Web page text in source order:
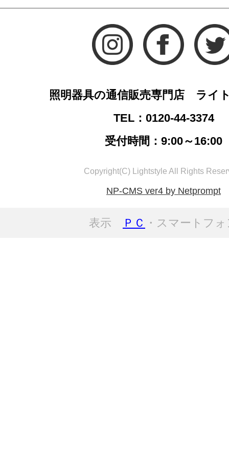
照明器具の通信販売専門店 ライ
TEL：0120-44-3374
受付時間：9:00～16:00
Copyright(C) Lightstyle All Rights
NP-CMS ver4 by Netprompt
表示 ＰＣ ・スマートフ